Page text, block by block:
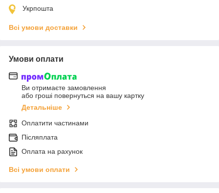
Укрпошта
Всі умови доставки
Умови оплати
Ви отримаєте замовлення
або гроші повернуться на вашу картку
Детальніше
Оплатити частинами
Післяплата
Оплата на рахунок
Всі умови оплати